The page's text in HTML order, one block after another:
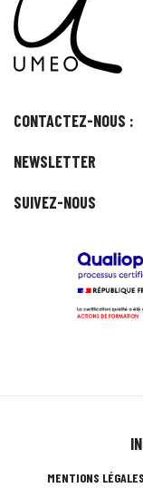
CONTACTEZ-NOUS :
NEWSLETTER
SUIVEZ-NOUS
MENTIONS LÉGALES